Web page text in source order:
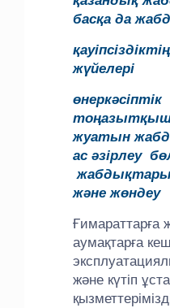
басқа да
жүйелері
өнеркәсіптік
жуатын
ас әзірлеу
және жөндеу
Ғимараттарға
аумақтарға
және күтіп